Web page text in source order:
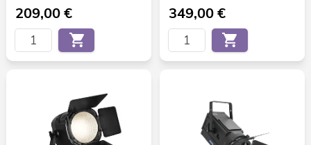
209,00€ 349,00€